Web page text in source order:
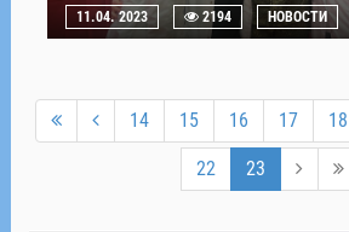
11.04. 2023 2194 НОВОСТИ
14 15 16 17 18
22 23